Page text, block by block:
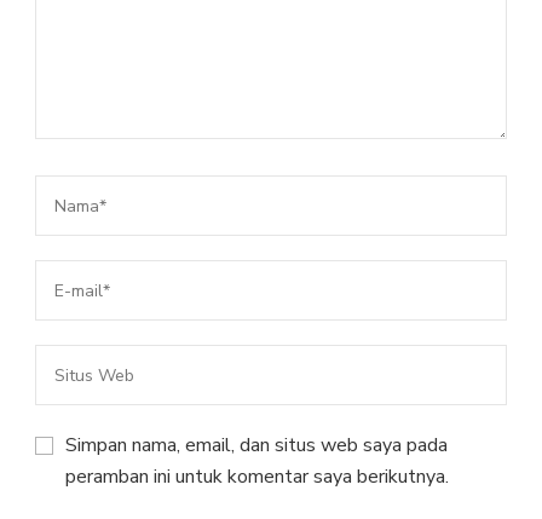
Simpan nama, email, dan situs web saya pada
peramban ini untuk komentar saya berikutnya.